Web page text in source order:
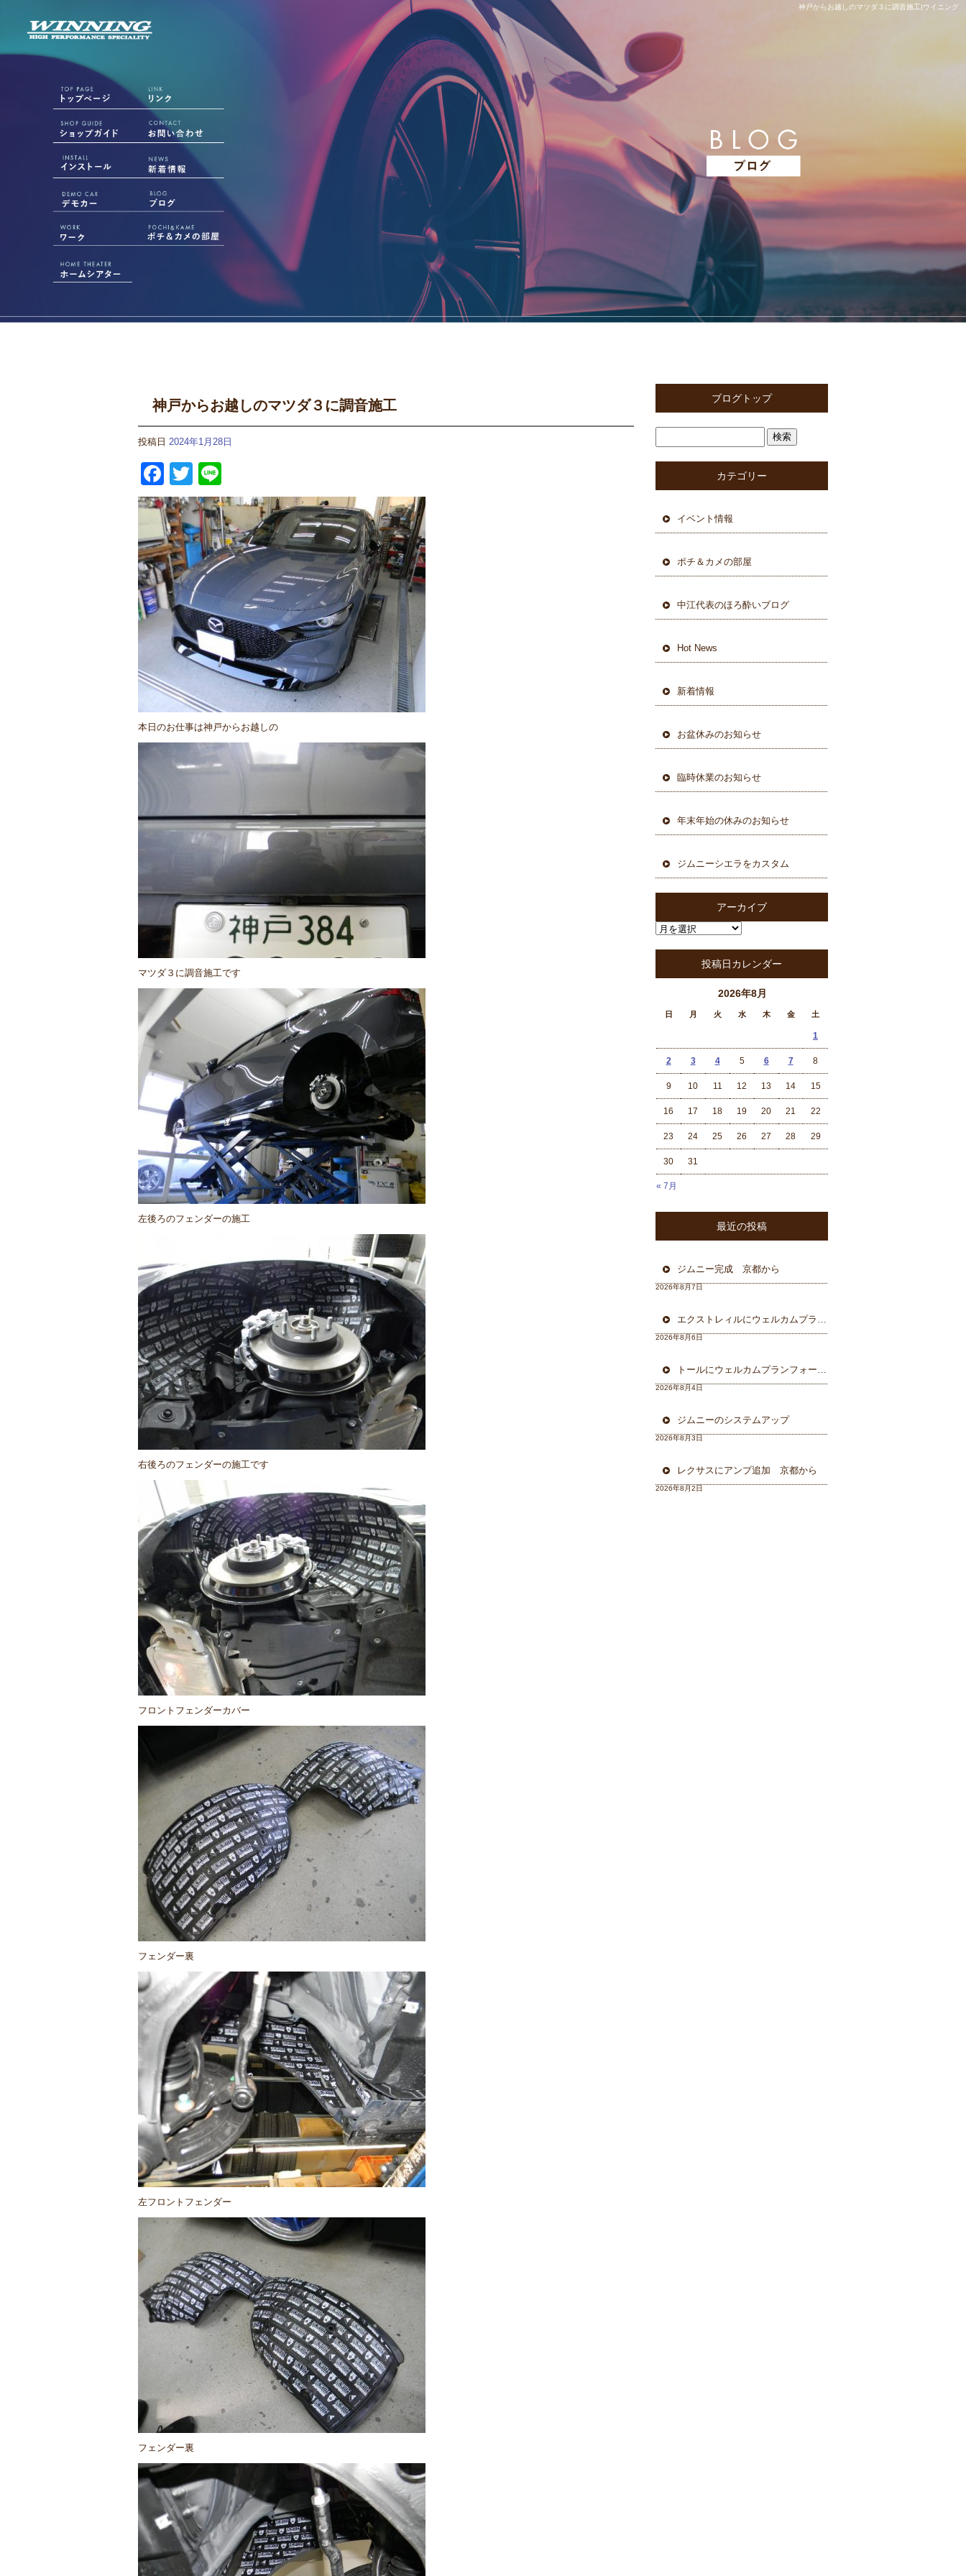
神戸からお越しのマツダ３に調音施工|ウイニング
神戸からお越しのマツダ３に調音施工
投稿日 2024年1月28日
Facebook
Twitter
本日のお仕事は神戸からお越しの
マツダ３に調音施工です
左後ろのフェンダーの施工
右後ろのフェンダーの施工です
フロントフェンダーカバー
フェンダー裏
左フロントフェンダー
フェンダー裏
ブログトップ
カテゴリー
イベント情報
ポチ＆カメの部屋
中江代表のほろ酔いブログ
Hot News
新着情報
お盆休みのお知らせ
臨時休業のお知らせ
年末年始の休みのお知らせ
ジムニーシエラをカスタム
アーカイブ
投稿日カレンダー
2026年8月
日 月 火 水 木 金 土
« 7月
1
2 3 4 5 6 7 8
9 10 11 12 13 14 15
16 17 18 19 20 21 22
23 24 25 26 27 28 29
30 31
最近の投稿
ジムニー完成 京都から
2026年8月7日
エクストレィルにウェルカムプラン フォーカル三重県から
2026年8月6日
トールにウェルカムプランフォーカルスピーカー＆ウーハー
2026年8月4日
ジムニーのシステムアップ
2026年8月3日
レクサスにアンプ追加 京都から
2026年8月2日